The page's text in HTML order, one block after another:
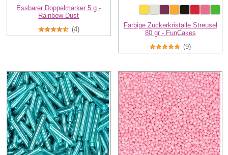
Essbarer Doppelmarker 5 g -
Rainbow Dust
(4)
Farbige Zuckerkristalle Streusel
80 gr - FunCakes
(9)